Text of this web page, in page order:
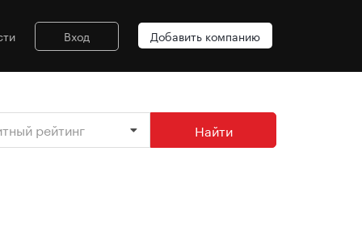
Вход Добавить компанию
рейтинг Найти